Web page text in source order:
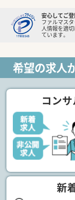
安心してご
ファルマスタ
人情報を適
ています。
希望の求人
コン
新